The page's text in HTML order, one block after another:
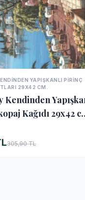
İNCELE
YAPIŞKANLI PIRINÇ
29X42 CM.
Kendinden
Kağıdı 29x42
305,90 TL